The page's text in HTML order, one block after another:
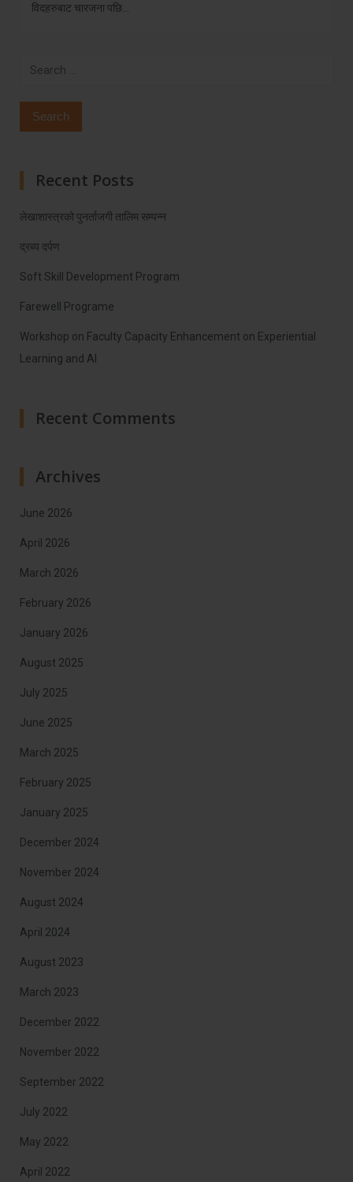
विदहरुबाट चारजना पछि…
Search
Recent Posts
लेखाशास्त्रको पुनर्ताजगी तालिम सम्पन्न
द्रब्य दर्पण
Soft Skill Development Program
Farewell Programe
Workshop on Faculty Capacity Enhancement on Experiential
Learning and AI
Recent Comments
Archives
June 2026
April 2026
March 2026
February 2026
January 2026
August 2025
July 2025
June 2025
March 2025
February 2025
January 2025
December 2024
November 2024
August 2024
April 2024
August 2023
March 2023
December 2022
November 2022
September 2022
July 2022
May 2022
April 2022